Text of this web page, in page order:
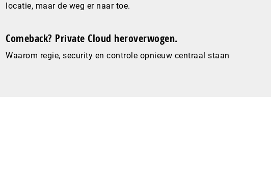
locatie, maar de weg er naar toe.
Comeback? Private Cloud heroverwogen.
Waarom regie, security en controle opnieuw centraal staan